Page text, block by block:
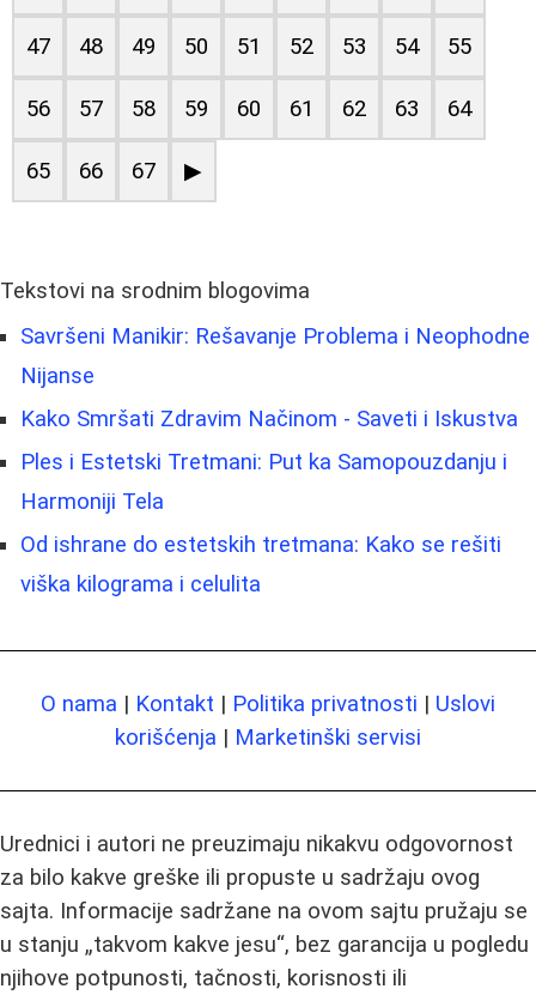
47 48 49 50 51 52 53 54 55
56 57 58 59 60 61 62 63 64
65 66 67 ▶
Tekstovi na srodnim blogovima
Savršeni Manikir: Rešavanje Problema i Neophodne
Nijanse
Kako Smršati Zdravim Načinom - Saveti i Iskustva
Ples i Estetski Tretmani: Put ka Samopouzdanju i
Harmoniji Tela
Od ishrane do estetskih tretmana: Kako se rešiti
viška kilograma i celulita
O nama | Kontakt | Politika privatnosti | Uslovi
korišćenja | Marketinški servisi
Urednici i autori ne preuzimaju nikakvu odgovornost
za bilo kakve greške ili propuste u sadržaju ovog
sajta. Informacije sadržane na ovom sajtu pružaju se
u stanju „takvom kakve jesu“, bez garancija u pogledu
njihove potpunosti, tačnosti, korisnosti ili